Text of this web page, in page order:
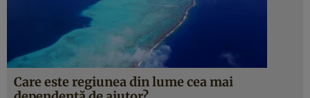
Care este regiunea din lume cea mai